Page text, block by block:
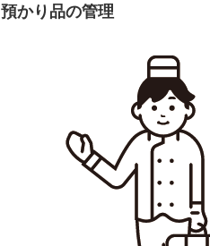
預かり品の管理